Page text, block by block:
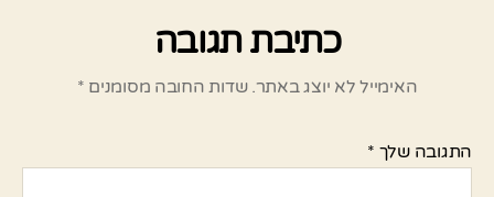
כתיבת תגובה
האימייל לא יוצג באתר. שדות החובה מסומנים *
התגובה שלך *